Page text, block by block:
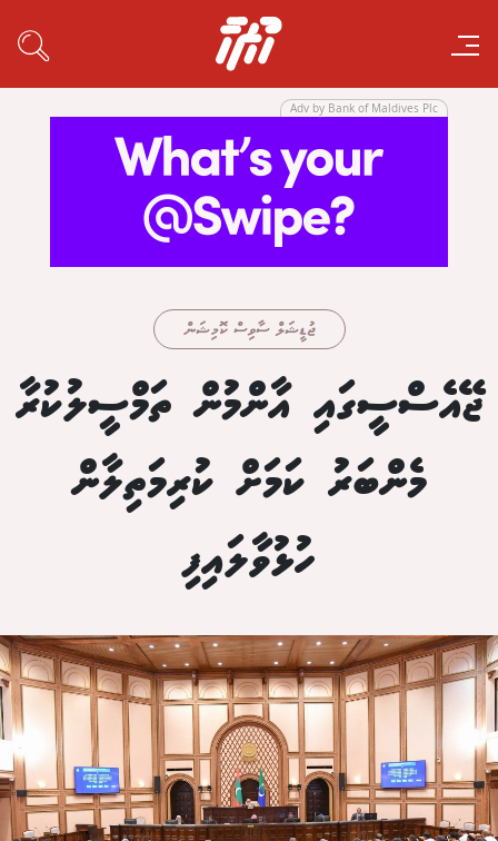
Adv by Bank of Maldives Plc
ޖުޑީޝަލް ސާވިސް ކޮމިޝަން
ޖޭއެސްސީގައި އާންމުން ތަމްސީލުކުރާ
މެންބަރު ކަމަށް ކުރިމަތިލާން
ހުޅުވާލައިފި